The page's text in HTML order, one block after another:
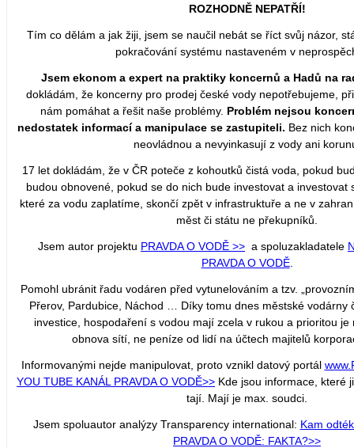
ROZHODNĚ NEPATŘÍ!
Tím co dělám a jak žiji, jsem se naučil nebát se říct svůj názor,
pokračování systému nastaveném v
Jsem ekonom a expert na praktiky koncernů a Hadů na
dokládám, že koncerny pro prodej české vody nepotřebujeme,
nám pomáhat a řešit naše problémy. Problém nejsou
nedostatek informací a manipulace se zastupiteli. Bez nich
neovládnou a nevyinkasují z vody ani
17 let dokládám, že v ČR poteče z kohoutků čistá voda, pokud
budou obnovené, pokud se do nich bude investovat a investovat
které za vodu zaplatíme, skončí zpět v infrastruktuře a ne v
měst či státu ne překupníků.
Jsem autor projektu PRAVDA O VODĚ >> a spoluzakladatele
PRAVDA O VODĚ.
Pomohl ubránit řadu vodáren před vytunelováním a tzv.
Přerov, Pardubice, Náchod … Díky tomu dnes městské vodárny
investice, hospodaření s vodou mají zcela v rukou a prioritou je
obnova sítí, ne peníze od lidí na účtech majitelů
Informovanými nejde manipulovat, proto vznikl datový portál
YOU TUBE KANÁL PRAVDA O VODĚ>> Kde jsou informace, které
tají. Mají je max. soudci.
Jsem spoluautor analýzy Transparency international: Kam
PRAVDA O VODĚ: FAKTA?>>